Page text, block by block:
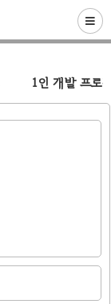
1인 개발 프로